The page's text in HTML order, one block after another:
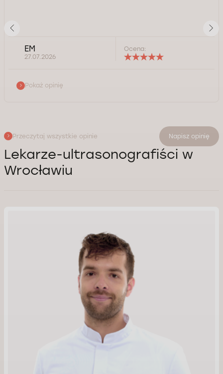
EM
27.07.2026
Ocena:
Pokaż opinię
Przeczytaj wszystkie opinie Napisz opinię
Lekarze-ultrasonografiści w
Wrocławiu